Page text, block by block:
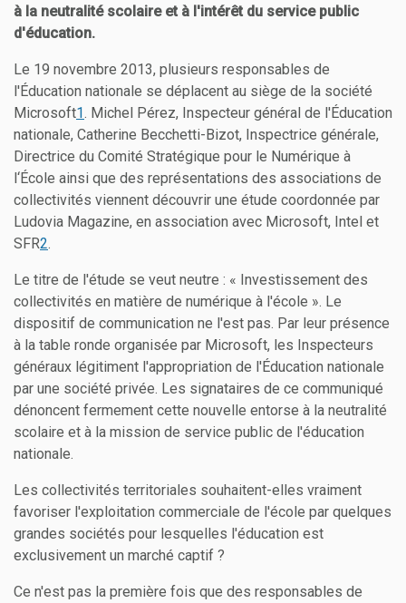
à la neutralité scolaire et à l'intérêt du service public
d'éducation.
Le 19 novembre 2013, plusieurs responsables de
l'Éducation nationale se déplacent au siège de la société
Microsoft1. Michel Pérez, Inspecteur général de l'Éducation
nationale, Catherine Becchetti-Bizot, Inspectrice générale,
Directrice du Comité Stratégique pour le Numérique à
l‘École ainsi que des représentations des associations de
collectivités viennent découvrir une étude coordonnée par
Ludovia Magazine, en association avec Microsoft, Intel et
SFR2.
Le titre de l'étude se veut neutre : « Investissement des
collectivités en matière de numérique à l'école ». Le
dispositif de communication ne l'est pas. Par leur présence
à la table ronde organisée par Microsoft, les Inspecteurs
généraux légitiment l'appropriation de l'Éducation nationale
par une société privée. Les signataires de ce communiqué
dénoncent fermement cette nouvelle entorse à la neutralité
scolaire et à la mission de service public de l'éducation
nationale.
Les collectivités territoriales souhaitent-elles vraiment
favoriser l'exploitation commerciale de l'école par quelques
grandes sociétés pour lesquelles l'éducation est
exclusivement un marché captif ?
Ce n'est pas la première fois que des responsables de